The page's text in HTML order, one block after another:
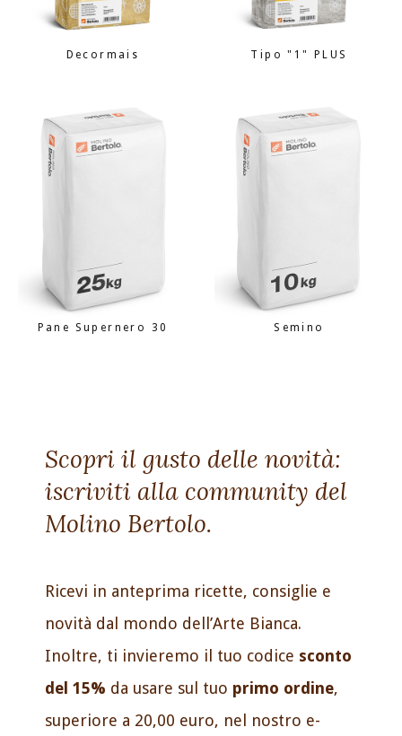
Decormais Tipo "1" PLUS
Pane Supernero 30 Semino
Scopri il gusto delle novità:
iscriviti alla community del
Molino Bertolo.
Ricevi in anteprima ricette, consiglie e
novità dal mondo dell’Arte Bianca.
Inoltre, ti invieremo il tuo codice sconto
del 15% da usare sul tuo primo ordine,
superiore a 20,00 euro, nel nostro e-